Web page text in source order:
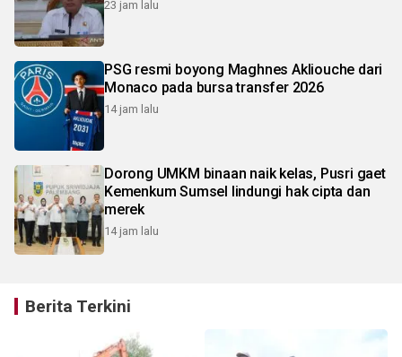
23 jam lalu
PSG resmi boyong Maghnes Akliouche dari
Monaco pada bursa transfer 2026
14 jam lalu
Dorong UMKM binaan naik kelas, Pusri gaet
Kemenkum Sumsel lindungi hak cipta dan
merek
14 jam lalu
Berita Terkini